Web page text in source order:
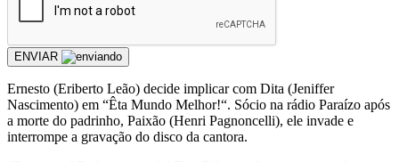
ENVIAR
Ernesto (Eriberto Leão) decide implicar com Dita (Jeniffer
Nascimento) em “Êta Mundo Melhor!“. Sócio na rádio Paraízo após
a morte do padrinho, Paixão (Henri Pagnoncelli), ele invade e
interrompe a gravação do disco da cantora.